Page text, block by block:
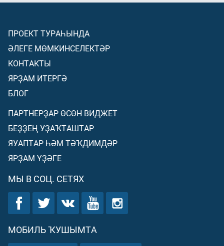
ПРОЕКТ ТУРАҺЫНДА
ӘЛЕГЕ МӨМКИНСЕЛЕКТӘР
КОНТАКТЫ
ЯРҘАМ ИТЕРГӘ
БЛОГ
ПАРТНЕРҘАР ӨСӨН ВИДЖЕТ
БЕҘҘЕҢ УҘАҠТАШТАР
ЯУАПТАР ҺӘМ ТӘҠДИМДӘР
ЯРҘАМ ҮҘӘГЕ
МЫ В СОЦ. СЕТЯХ
МОБИЛЬ ҠУШЫМТА